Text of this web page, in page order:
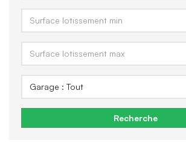
Recherche